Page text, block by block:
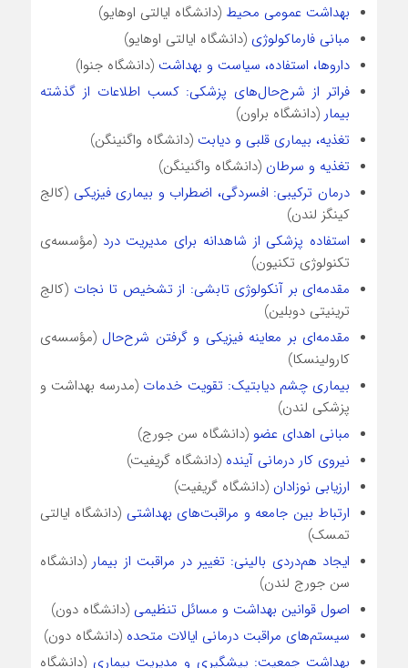
بهداشت عمومی محیط (دانشگاه ایالتی اوهایو)
مبانی فارماکولوژی (دانشگاه ایالتی اوهایو)
داروها، استفاده، سیاست و بهداشت (دانشگاه جنوا)
فراتر از شرح‌حال‌های پزشکی: کسب اطلاعات از گذشته
بیمار (دانشگاه براون)
تغذیه، بیماری قلبی و دیابت (دانشگاه واگنینگن)
تغذیه و سرطان (دانشگاه واگنینگن)
درمان ترکیبی: افسردگی، اضطراب و بیماری فیزیکی (کالج
کینگز لندن)
استفاده پزشکی از شاهدانه برای مدیریت درد (مؤسسه‌ی
تکنولوژی تکنیون)
مقدمه‌ای بر آنکولوژی تابشی: از تشخیص تا نجات (کالج
ترینیتی دوبلین)
مقدمه‌ای بر معاینه فیزیکی و گرفتن شرح‌حال (مؤسسه‌ی
کارولینسکا)
بیماری چشم دیابتیک: تقویت خدمات (مدرسه بهداشت و
پزشکی لندن)
مبانی اهدای عضو (دانشگاه سن جورج)
نیروی کار درمانی آینده (دانشگاه گریفیت)
ارزیابی نوزادان (دانشگاه گریفیت)
ارتباط بین جامعه و مراقبت‌های بهداشتی (دانشگاه ایالتی
تمسک)
ایجاد هم‌دردی بالینی: تغییر در مراقبت از بیمار (دانشگاه
سن جورج لندن)
اصول قوانین بهداشت و مسائل تنظیمی (دانشگاه دون)
سیستم‌های مراقبت درمانی ایالات متحده (دانشگاه دون)
بهداشت جمعیت: پیشگیری و مدیریت بیماری (دانشگاه